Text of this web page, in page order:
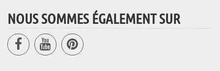
NOUS SOMMES ÉGALEMENT SUR